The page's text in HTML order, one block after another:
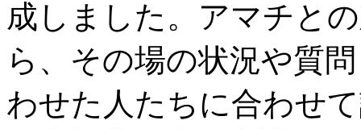
成しました。アマチと
ら、その場の状況や質
わせた人たちに合わせ